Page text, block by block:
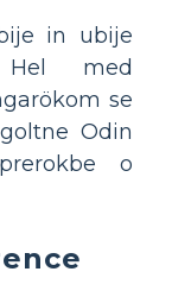
in ubije
med
se
Odin
o